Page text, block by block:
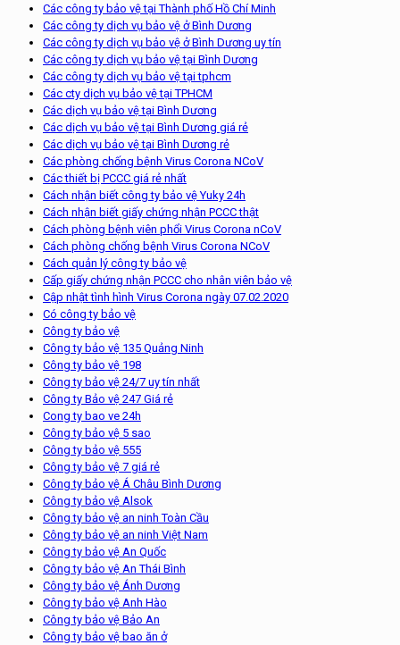
Các công ty bảo vệ tại Thành phố Hồ Chí Minh
Các công ty dịch vụ bảo vệ ở Bình Dương
Các công ty dịch vụ bảo vệ ở Bình Dương uy tín
Các công ty dịch vụ bảo vệ tại Bình Dương
Các công ty dịch vụ bảo vệ tại tphcm
Các cty dịch vụ bảo vệ tại TPHCM
Các dịch vụ bảo vệ tại Bình Dương
Các dịch vụ bảo vệ tại Bình Dương giá rẻ
Các dịch vụ bảo vệ tại Bình Dương rẻ
Các phòng chống bệnh Virus Corona NCoV
Các thiết bị PCCC giá rẻ nhất
Cách nhận biết công ty bảo vệ Yuky 24h
Cách nhận biết giấy chứng nhận PCCC thật
Cách phòng bệnh viên phổi Virus Corona nCoV
Cách phòng chống bệnh Virus Corona NCoV
Cách quản lý công ty bảo vệ
Cấp giấy chứng nhận PCCC cho nhân viên bảo vệ
Cập nhật tình hình Virus Corona ngày 07.02.2020
Có công ty bảo vệ
Công ty bảo vệ
Công ty bảo vệ 135 Quảng Ninh
Công ty bảo vệ 198
Công ty bảo vệ 24/7 uy tín nhất
Công ty Bảo vệ 247 Giá rẻ
Cong ty bao ve 24h
Công ty bảo vệ 5 sao
Công ty bảo vệ 555
Công ty bảo vệ 7 giá rẻ
Công ty bảo vệ Á Châu Bình Dương
Công ty bảo vệ Alsok
Công ty bảo vệ an ninh Toàn Cầu
Công ty bảo vệ an ninh Việt Nam
Công ty bảo vệ An Quốc
Công ty bảo vệ An Thái Bình
Công ty bảo vệ Ánh Dương
Công ty bảo vệ Anh Hào
Công ty bảo vệ Bảo An
Công ty bảo vệ bao ăn ở